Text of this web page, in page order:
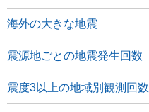
海外の大きな地震
震源地ごとの地震発生回数
震度3以上の地域別観測回数